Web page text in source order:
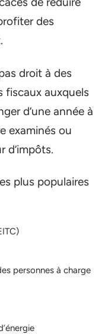
des
droit à des
fiscaux auxquels
d’une année à
examinés ou
d’impôts.
plus populaires
personnes à charge